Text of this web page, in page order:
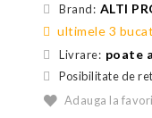
Brand: ALTI
ultimele 3
Livrare: poate
Posibilitate de
Adauga la